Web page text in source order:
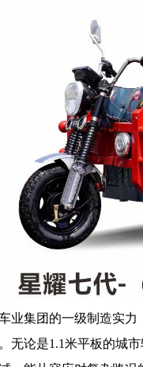
业集团的一级制造实
无论是1.1米平板的城